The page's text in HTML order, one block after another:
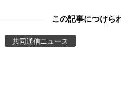
スポーツ・東京2020
Images
この記事につけら
共同通信ニュース